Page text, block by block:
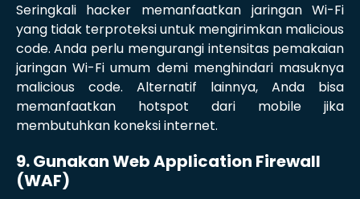
Seringkali hacker memanfaatkan jaringan Wi-Fi
yang tidak terproteksi untuk mengirimkan malicious
code. Anda perlu mengurangi intensitas pemakaian
jaringan Wi-Fi umum demi menghindari masuknya
malicious code. Alternatif lainnya, Anda bisa
memanfaatkan hotspot dari mobile jika
membutuhkan koneksi internet.
9. Gunakan Web Application Firewall
(WAF)